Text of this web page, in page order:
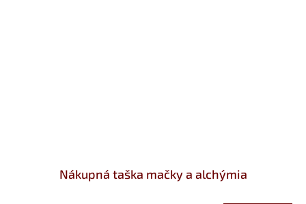
Nákupná taška mačky a alchýmia